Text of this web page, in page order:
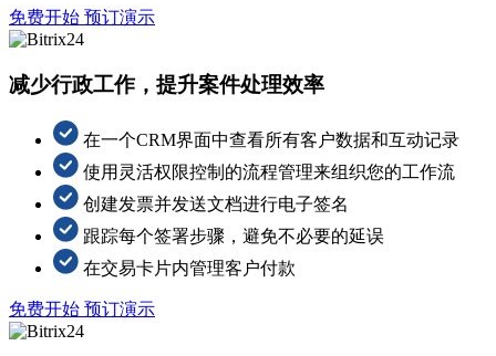
免费开始 预订演示
减少行政工作，提升案件处理效率
在一个CRM界面中查看所有客户数据和互动记录
使用灵活权限控制的流程管理来组织您的工作流
创建发票并发送文档进行电子签名
跟踪每个签署步骤，避免不必要的延误
在交易卡片内管理客户付款
免费开始 预订演示